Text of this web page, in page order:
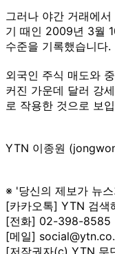
그러나 야간 거래에
기 때인 2009년 3월
수준을 기록했습니다.
외국인 주식 매도와
커진 가운데 달러 강
로 작용한 것으로 보
YTN 이종원
※ '당신의 제보가 뉴
[카카오톡] YTN 검색
[전화] 02-398-8585
[메일]
[저작권자(c) YTN 무